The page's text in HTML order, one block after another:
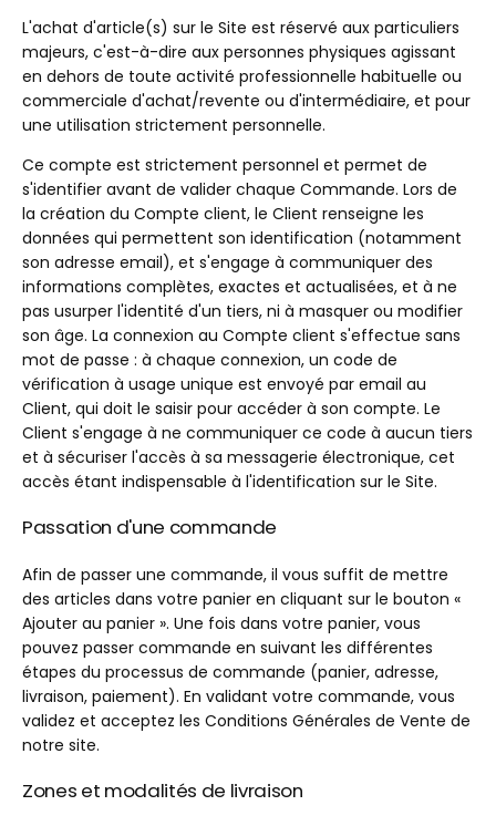
L'achat d'article(s) sur le Site est réservé aux particuliers
majeurs, c'est-à-dire aux personnes physiques agissant
en dehors de toute activité professionnelle habituelle ou
commerciale d'achat/revente ou d'intermédiaire, et pour
une utilisation strictement personnelle.
Ce compte est strictement personnel et permet de
s'identifier avant de valider chaque Commande. Lors de
la création du Compte client, le Client renseigne les
données qui permettent son identification (notamment
son adresse email), et s'engage à communiquer des
informations complètes, exactes et actualisées, et à ne
pas usurper l'identité d'un tiers, ni à masquer ou modifier
son âge. La connexion au Compte client s'effectue sans
mot de passe : à chaque connexion, un code de
vérification à usage unique est envoyé par email au
Client, qui doit le saisir pour accéder à son compte. Le
Client s'engage à ne communiquer ce code à aucun tiers
et à sécuriser l'accès à sa messagerie électronique, cet
accès étant indispensable à l'identification sur le Site.
Passation d'une commande
Afin de passer une commande, il vous suffit de mettre
des articles dans votre panier en cliquant sur le bouton «
Ajouter au panier ». Une fois dans votre panier, vous
pouvez passer commande en suivant les différentes
étapes du processus de commande (panier, adresse,
livraison, paiement). En validant votre commande, vous
validez et acceptez les Conditions Générales de Vente de
notre site.
Zones et modalités de livraison